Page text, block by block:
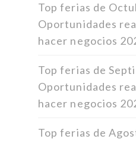
Top ferias de
Oportunidades
hacer negocios
Top ferias de
Oportunidades
hacer negocios
Top ferias de